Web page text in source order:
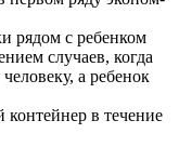
рядом с ребенком
случаев, когда
а ребенок
в течение